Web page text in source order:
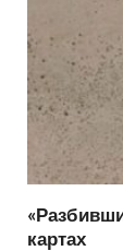
картах